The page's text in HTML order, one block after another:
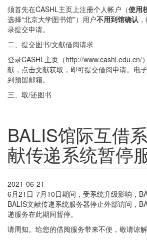
须首先在CASHL主页上注册个人帐户（使用
选择“北京大学图书馆”）用户不用到馆确认
录提交申请。
二、提交图书/文献借阅请求
登录CASHL主页（http://www.cashl.edu.cn/
献，点击文献获取，即可提交借阅申请。电
到预留邮箱。
三、取/还图书
BALIS馆际互借
献传递系统暂停
2021-06-21
6月21日-7月10日期间，受系统升级影响，
BALIS文献传递系统服务器停止外部访问，
递服务在此期间暂停。
请周知。给您的借阅服务带来不便，敬请谅解